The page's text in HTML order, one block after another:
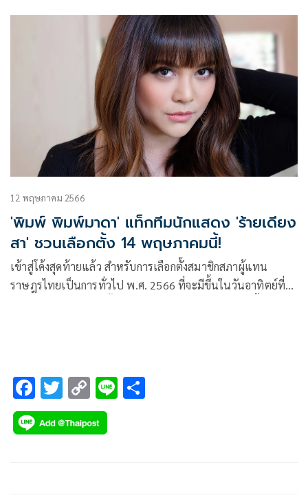
เดียวกับเหล่านักแสดงช่อง 7HD ที่กำลังมีผลงานละครออกอากาศ
ในขณะนี้ ที่จะมาเผยให้ฟัง พร้อมเชิญชวนแฟน ๆ หันมาใส่ใจ
สิ่งแวดล้อม การเลือกใช้วัสดุธรรมชาติในการทำกระทง เพื่อ
สืบสานประเพณีที่สวยงามนี้ให้คงอยู่ต่อไป
12 พฤษภาคม 2566
'พิมพ์ พิมพ์มาดา' แท็กทีมนักแสดง 'ร้ายเดียง
สา' ชวนเลือกตั้ง 14 พฤษภาคมนี้!
เข้าสู่โค้งสุดท้ายแล้ว สำหรับการเลือกตั้งสมาชิกสภาผู้แทน
ราษฎรไทยเป็นการทั่วไป พ.ศ. 2566 ที่จะมีขึ้นในวันอาทิตย์ที่
F
ac
e
T
wi
tt
C
o
p
Li